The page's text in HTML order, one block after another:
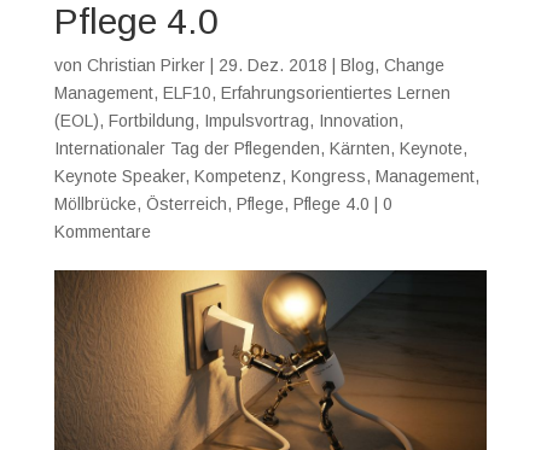
Pflege 4.0
von Christian Pirker| 29. Dez. 2018 Blog, Change
Management, ELF10, Erfahrungsorientiertes Lernen
(EOL), Fortbildung, Impulsvortrag, Innovation,
Internationaler Tag der Pflegenden, Kärnten, Keynote,
Keynote Speaker, Kompetenz, Kongress, Management,
Möllbrücke, Österreich, Pflege, Pflege 4.0
0
Kommentare